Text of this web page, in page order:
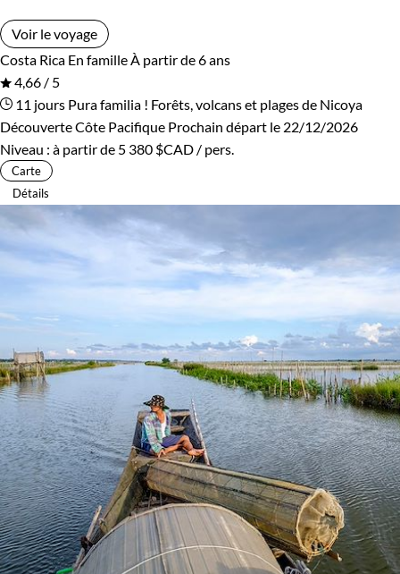
Voir le voyage
Costa Rica En famille À partir de 6 ans
4,66 / 5
11 jours Pura familia ! Forêts, volcans et plages de Nicoya
Découverte Côte Pacifique Prochain départ le 22/12/2026
Niveau : à partir de 5 380 $CAD / pers.
Carte
Détails